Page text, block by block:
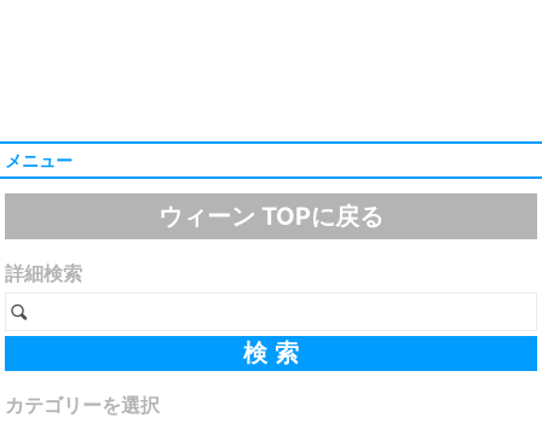
メニュー
ウィーン TOPに戻る
詳細検索
カテゴリーを選択